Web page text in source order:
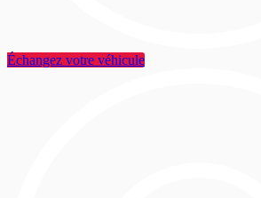
Échangez votre véhicule